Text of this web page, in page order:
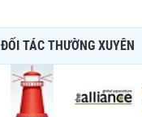
ĐỐI TÁC THƯỜNG XUYÊN